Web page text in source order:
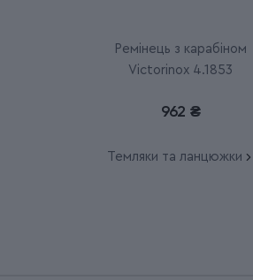
Ремінець з карабіном
Victorinox 4.1853
962 ₴
Темляки та ланцюжки